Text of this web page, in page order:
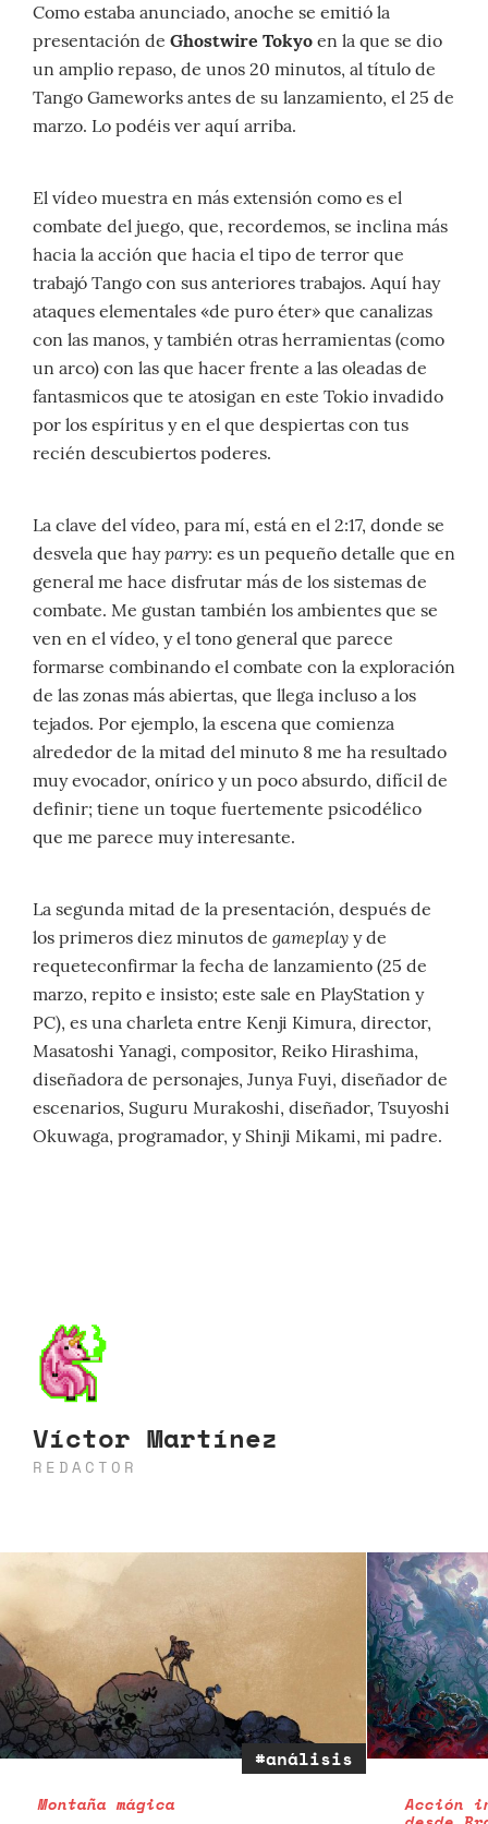
Como estaba anunciado, anoche se emitió la
presentación de Ghostwire Tokyo en la que se dio
un amplio repaso, de unos 20 minutos, al título de
Tango Gameworks antes de su lanzamiento, el 25 de
marzo. Lo podéis ver aquí arriba.
El vídeo muestra en más extensión como es el
combate del juego, que, recordemos, se inclina más
hacia la acción que hacia el tipo de terror que
trabajó Tango con sus anteriores trabajos. Aquí hay
ataques elementales «de puro éter» que canalizas
con las manos, y también otras herramientas (como
un arco) con las que hacer frente a las oleadas de
fantasmicos que te atosigan en este Tokio invadido
por los espíritus y en el que despiertas con tus
recién descubiertos poderes.
La clave del vídeo, para mí, está en el 2:17, donde se
desvela que hayparry: es un pequeño detalle que en
general me hace disfrutar más de los sistemas de
combate. Me gustan también los ambientes que se
ven en el vídeo, y el tono general que parece
formarse combinando el combate con la exploración
de las zonas más abiertas, que llega incluso a los
tejados. Por ejemplo, la escena que comienza
alrededor de la mitad del minuto 8 me ha resultado
muy evocador, onírico y un poco absurdo, difícil de
definir; tiene un toque fuertemente psicodélico
que me parece muy interesante.
La segunda mitad de la presentación, después de
los primeros diez minutos de gameplay y de
requeteconfirmar la fecha de lanzamiento (25 de
marzo, repito e insisto; este sale en PlayStation y
PC), es una charleta entre Kenji Kimura, director,
Masatoshi Yanagi, compositor, Reiko Hirashima,
diseñadora de personajes, Junya Fuyi, diseñador de
escenarios, Suguru Murakoshi, diseñador, Tsuyoshi
Okuwaga, programador, y Shinji Mikami, mi padre.
Víctor Martínez
REDACTOR
#análisis
Montaña mágica Acción